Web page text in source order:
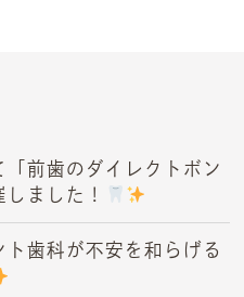
前歯のダイレクトボン
ました！
歯科が不安を和らげる